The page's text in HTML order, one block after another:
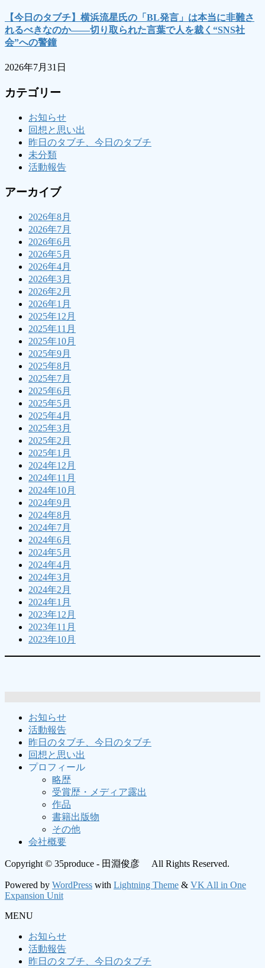
【今日のタブチ】横浜流星氏の「BL発言」は本当に非難さ
れるべきなのか――切り取られた言葉で人を裁く“SNS社
会”への警鐘
2026年7月31日
カテゴリー
お知らせ
回想と思い出
昨日のタブチ、今日のタブチ
未分類
活動報告
アーカイブ
2026年8月
2026年7月
2026年6月
2026年5月
2026年4月
2026年3月
2026年2月
2026年1月
2025年12月
2025年11月
2025年10月
2025年9月
2025年8月
2025年7月
2025年6月
2025年5月
2025年4月
2025年3月
2025年2月
2025年1月
2024年12月
2024年11月
2024年10月
2024年9月
2024年8月
2024年7月
2024年6月
2024年5月
2024年4月
2024年3月
2024年2月
2024年1月
2023年12月
2023年11月
2023年10月
お知らせ
活動報告
昨日のタブチ、今日のタブチ
回想と思い出
プロフィール
略歴
受賞歴・メディア露出
作品
書籍出版物
その他
会社概要
Copyright © 35produce - 田淵俊彦 All Rights Reserved.
Powered by WordPress with Lightning Theme & VK All in One
Expansion Unit
MENU
お知らせ
活動報告
昨日のタブチ、今日のタブチ